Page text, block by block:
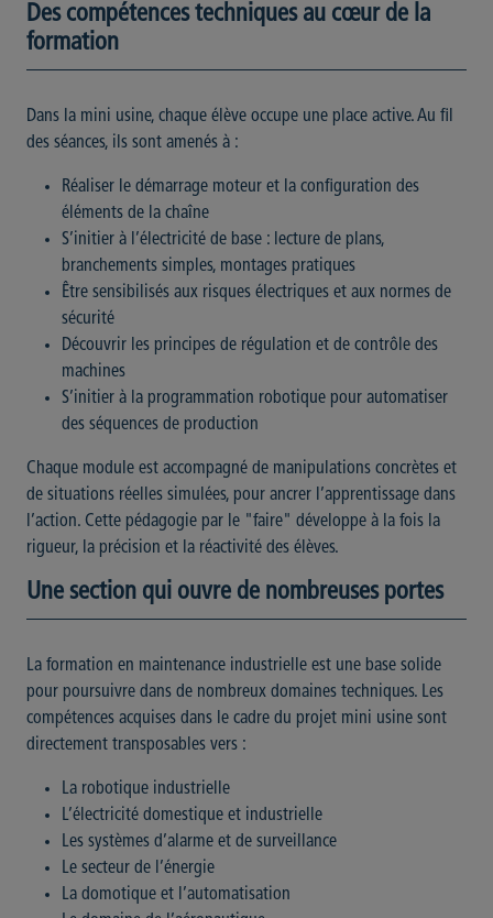
Des compétences techniques au cœur de la
formation
Dans la mini usine, chaque élève occupe une place active. Au fil
des séances, ils sont amenés à :
Réaliser le démarrage moteur et la configuration des
éléments de la chaîne
S’initier à l’électricité de base : lecture de plans,
branchements simples, montages pratiques
Être sensibilisés aux risques électriques et aux normes de
sécurité
Découvrir les principes de régulation et de contrôle des
machines
S’initier à la programmation robotique pour automatiser
des séquences de production
Chaque module est accompagné de manipulations concrètes et
de situations réelles simulées, pour ancrer l’apprentissage dans
l’action. Cette pédagogie par le "faire" développe à la fois la
rigueur, la précision et la réactivité des élèves.
Une section qui ouvre de nombreuses portes
La formation en maintenance industrielle est une base solide
pour poursuivre dans de nombreux domaines techniques. Les
compétences acquises dans le cadre du projet mini usine sont
directement transposables vers :
La robotique industrielle
L’électricité domestique et industrielle
Les systèmes d’alarme et de surveillance
Le secteur de l’énergie
La domotique et l’automatisation